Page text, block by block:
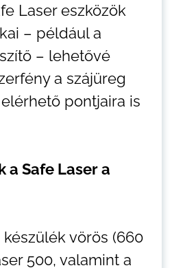
Laser eszközök
– például a
– lehetővé
a szájüreg
pontjaira is
a Safe Laser a
vörös (660
500, valamint a